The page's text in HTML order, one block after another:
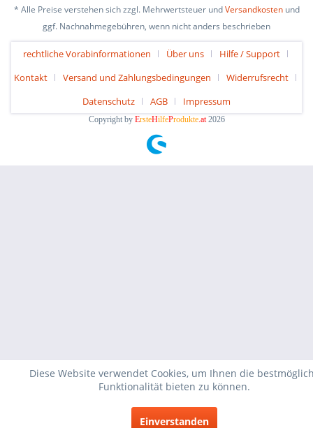
* Alle Preise verstehen sich zzgl. Mehrwertsteuer undVersandkostenund
ggf. Nachnahmegebühren, wenn nicht anders beschrieben
rechtliche Vorabinformationen Über uns
Hilfe / Support
Kontakt
Versand und Zahlungsbedingungen
Widerrufsrecht
Datenschutz
AGB Impressum
Copyright by ErsteHilfeProdukte.at2026
Diese Website verwendet Cookies, um Ihnen die
Funktionalität bieten zu können.
Einverstanden